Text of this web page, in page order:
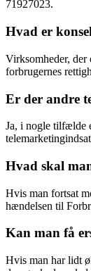
71927023.
Hvad er
Virksomheder, der
forbrugernes
Er der andre
Ja, i nogle tilfælde
Hvad skal
Hvis man fortsat
hændelsen til
Kan man få
Hvis man har lidt